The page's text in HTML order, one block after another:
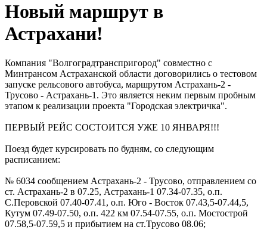
Новый маршрут в
Астрахани!
Компания "Волгоградтранспригород" совместно с
Минтрансом Астраханской области договорились о тестовом
запуске рельсового автобуса, маршрутом Астрахань-2 -
Трусово - Астрахань-1. Это является неким первым пробным
этапом к реализации проекта "Городская электричка".
ПЕРВЫЙ РЕЙС СОСТОИТСЯ УЖЕ 10 ЯНВАРЯ!!!
Поезд будет курсировать по будням, со следующим
расписанием:
№ 6034 сообщением Астрахань-2 - Трусово, отправлением со
ст. Астрахань-2 в 07.25, Астрахань-1 07.34-07.35, о.п.
С.Перовской 07.40-07.41, о.п. Юго - Восток 07.43,5-07.44,5,
Кутум 07.49-07.50, о.п. 422 км 07.54-07.55, о.п. Мостострой
07.58,5-07.59,5 и прибытием на ст.Трусово 08.06;